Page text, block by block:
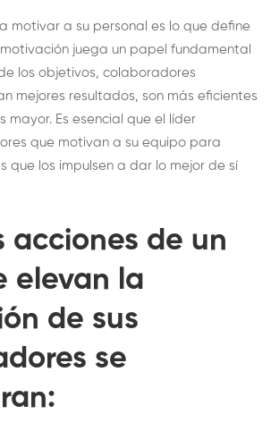
motivar a su personal es lo que define
juega un papel fundamental
los objetivos, colaboradores
mejores resultados, son más eficientes
mayor. Es esencial que el líder
que motivan a su equipo para
que los impulsen a dar lo mejor de sí
acciones de un
elevan la
de sus
se